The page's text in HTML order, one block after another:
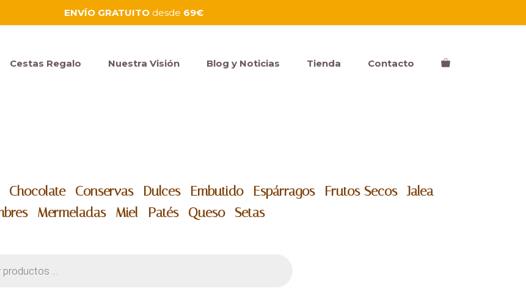
Cestas Regalo Nuestra Visión Blog y Noticias Tienda Contacto
Chocolate - Conservas - Dulces - Embutido - Espárragos - Frutos Secos -Jalea -
- Mermeladas - Miel - Patés - Queso - Setas
ENVÍO GRATUITO desde 69€